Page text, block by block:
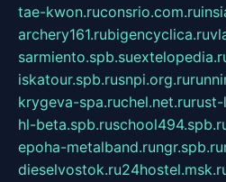
tae-kwon.ruconsrio.com.ru
archery161.rubigencyclica.ru
sarmiento.spb.su
iskatour.spb.rusnpi.org.ru
krygeva-spa.ruchel.net.ru
hl-beta.spb.ru
epoha-metalband.rungr.spb.ru
dieselvostok.ru